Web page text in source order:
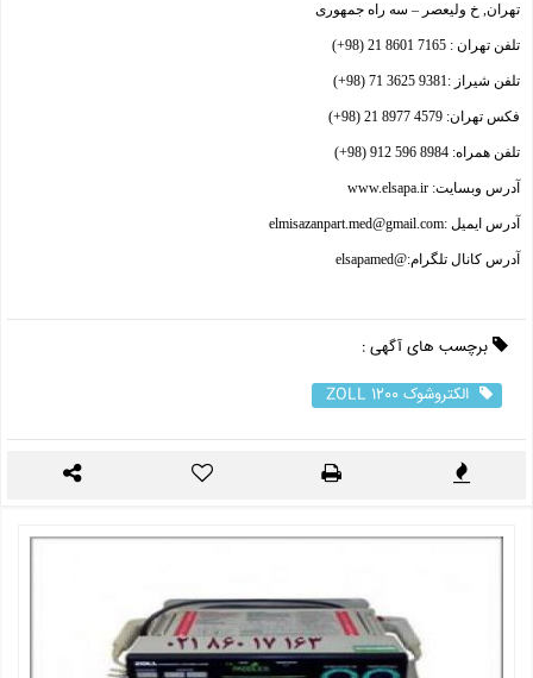
تهران, خ ولیعصر – سه راه جمهوری
تلفن تهران : 7165 8601 21 (98+)
تلفن شیراز :9381 3625 71 (98+)
فکس تهران: 4579 8977 21 (98+)
تلفن همراه: 8984 596 912 (98+)
آدرس وبسایت: www.elsapa.ir
آدرس ایمیل :elmisazanpart.med@gmail.com
آدرس کانال تلگرام:@elsapamed
برچسب های آگهی :
الکتروشوک ZOLL 1200